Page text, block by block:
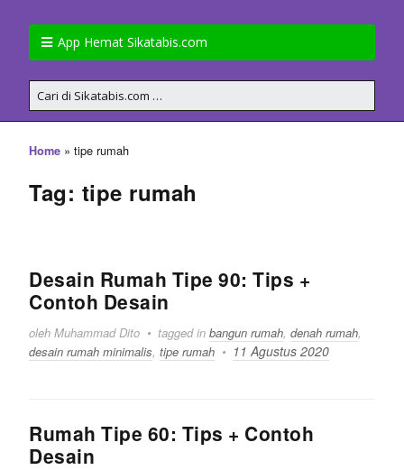
App Hemat Sikatabis.com
Home » tipe rumah
Tag: tipe rumah
Desain Rumah Tipe 90: Tips +
Contoh Desain
oleh Muhammad Dito tagged in bangun rumah, denah rumah,
desain rumah minimalis, tipe rumah 11 Agustus 2020
Rumah Tipe 60: Tips + Contoh
Desain